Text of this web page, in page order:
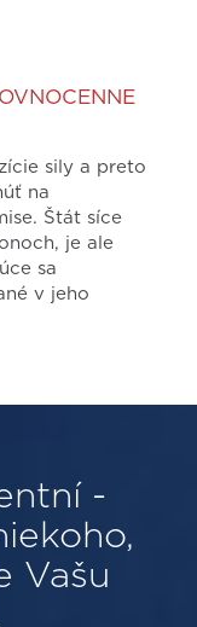
sily a preto
na
Štát síce
je ale
sa
v jeho
-
Vašu